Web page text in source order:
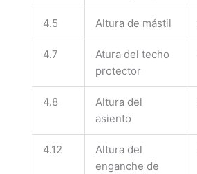
4.5 Altura de mástil
4.7
Atura del techo
protector
4.8
Altura del
asiento
4.12
Altura del
enganche de